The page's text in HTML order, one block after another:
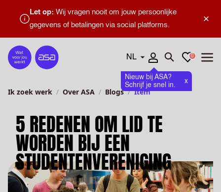
×
Let op: Wij vragen nooit om jouw persoonlijke
gegevens of betalingen via social platforms.
Home
Talen
Nieuw bij ASA?
Schrijf je snel in.
x
Zoeken openen
Favorieten
0
Ik zoek werk Over ASA Blogs Item
5 REDENEN OM LID TE
WORDEN BIJ EEN
STUDENTENVERENIGING